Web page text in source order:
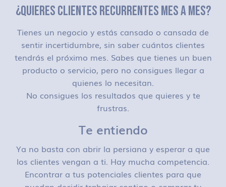
¿QUIERES CLIENTES RECURRENTES MES A MES?
Tienes un negocio y estás cansado o cansada de
sentir incertidumbre, sin saber cuántos clientes
tendrás el próximo mes. Sabes que tienes un buen
producto o servicio, pero no consigues llegar a
quienes lo necesitan.
No consigues los resultados que quieres y te
frustras.
Te entiendo
Ya no basta con abrir la persiana y esperar a que
los clientes vengan a ti. Hay mucha competencia.
Encontrar a tus potenciales clientes para que